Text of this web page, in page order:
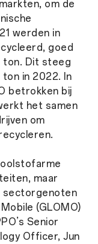
om de
werden in
goed
ton. Dit steeg
in 2022. In
betrokken bij
het samen
om
maar
sectorgenoten
(GLOMO)
Senior
Officer, Jun